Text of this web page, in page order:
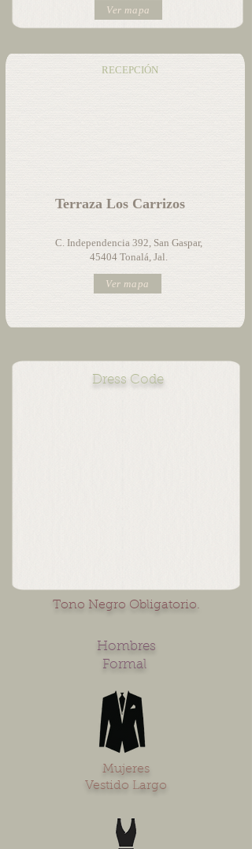
Ver mapa
RECEPCIÓN
Terraza Los Carrizos
C. Independencia 392, San Gaspar,
45404 Tonalá, Jal.
Ver mapa
Dress Code
Tono Negro Obligatorio.
Hombres
Formal
Mujeres
Vestido Largo